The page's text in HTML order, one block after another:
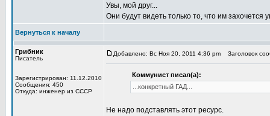
Увы, мой друг...
Они будут видеть только то, что им захочется
Вернуться к началу
Грибник
Писатель
Зарегистрирован: 11.12.2010
Сообщения: 450
Откуда: инженер из СССР
Добавлено: Вс Ноя 20, 2011 4:36 pm Заголовок
Коммунист писал(а):
...конкретный ГАД...
Не надо подставлять этот ресурс.